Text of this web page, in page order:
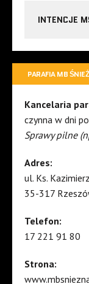
INTENCJE
PARAFIA MB
Kancelaria
czynna w dni
Sprawy pilne
Adres:
ul. Ks.
35-317
Telefon:
17 221 91 80
Strona: